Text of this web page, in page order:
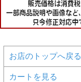
お店のトップへ戻る
カートを見る